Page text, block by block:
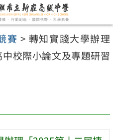
賽 > 轉知實踐大學辦理
中校際小論文及專題研習